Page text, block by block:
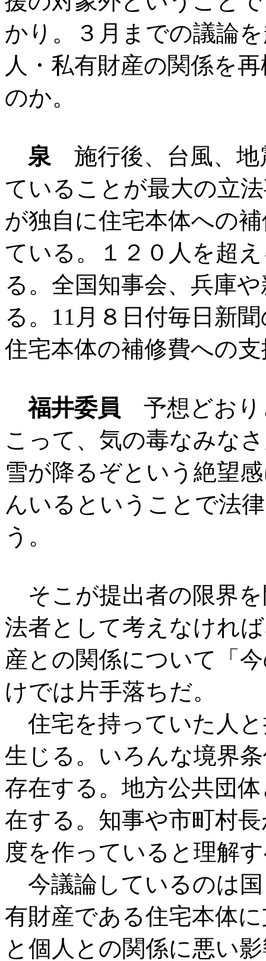
かり。３月までの議論
人・私有財産の関係を
のか。
泉 施行後、台風、地
ていることが最大の立
が独自に住宅本体への
ている。１２０人を超
る。全国知事会、兵庫
る。11月８日付毎日新
住宅本体の補修費への
福井委員 予想どおり
こって、気の毒なみな
雪が降るぞという絶望
んいるということで法
う。
そこが提出者の限界
法者として考えなけれ
産との関係について「
けでは片手落ちだ。
住宅を持っていた人
生じる。いろんな境界
存在する。地方公共団
在する。知事や市町村
度を作っていると理解
今議論しているのは
有財産である住宅本体
と個人との関係に悪い